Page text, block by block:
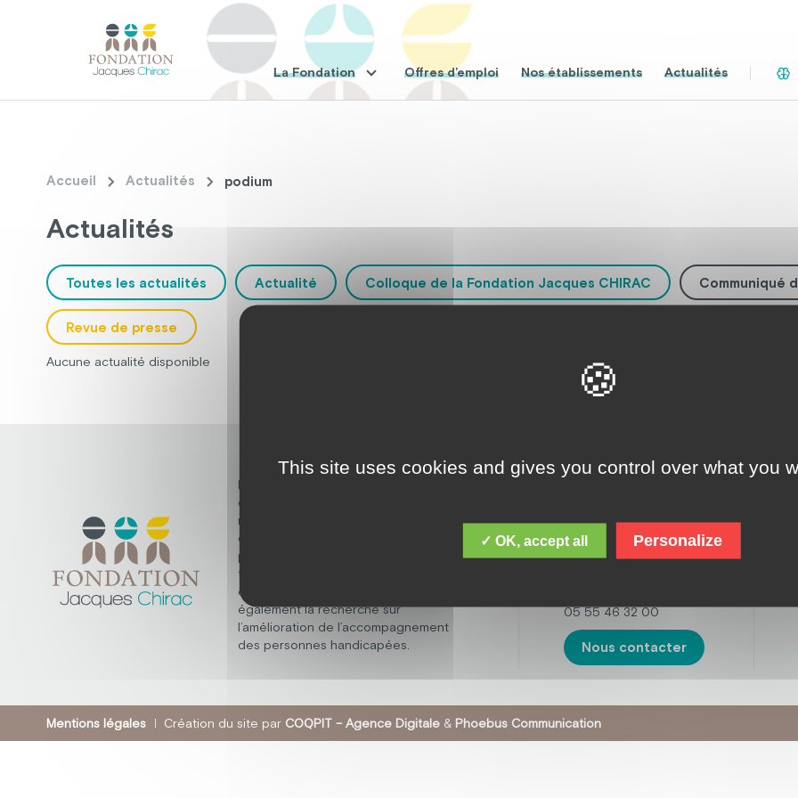
La Fondation Offres d’emploi Nos établissements Actualités
Accueil Actualités podium
Actualités
Toutes les actualités Actualité Colloque de la Fondation Jacques CHIRAC Communiqué
Revue de presse
Aucune actualité disponible
Découvrez la fondation Jacques Chirac,
dont la mission fondamentale est de
répondre aux besoins des personnes
en situation de handicap mental,
psychique, polyhandicap, et avec des
troubles du spectre de l’autisme. Mais
elle ne s’arrête pas là, et œuvre
également la recherche sur
l’amélioration de l’accompagnement
des personnes handicapées.
ADRESSE
Chirac
16 boulevard de la
05 55 46 32 00
Nous contacter
Mentions légales Création du site par COQPIT – Agence Digitale & Phoebus Communication
This site uses cookies and gives you control over what you
✓ OK, accept all Personalize